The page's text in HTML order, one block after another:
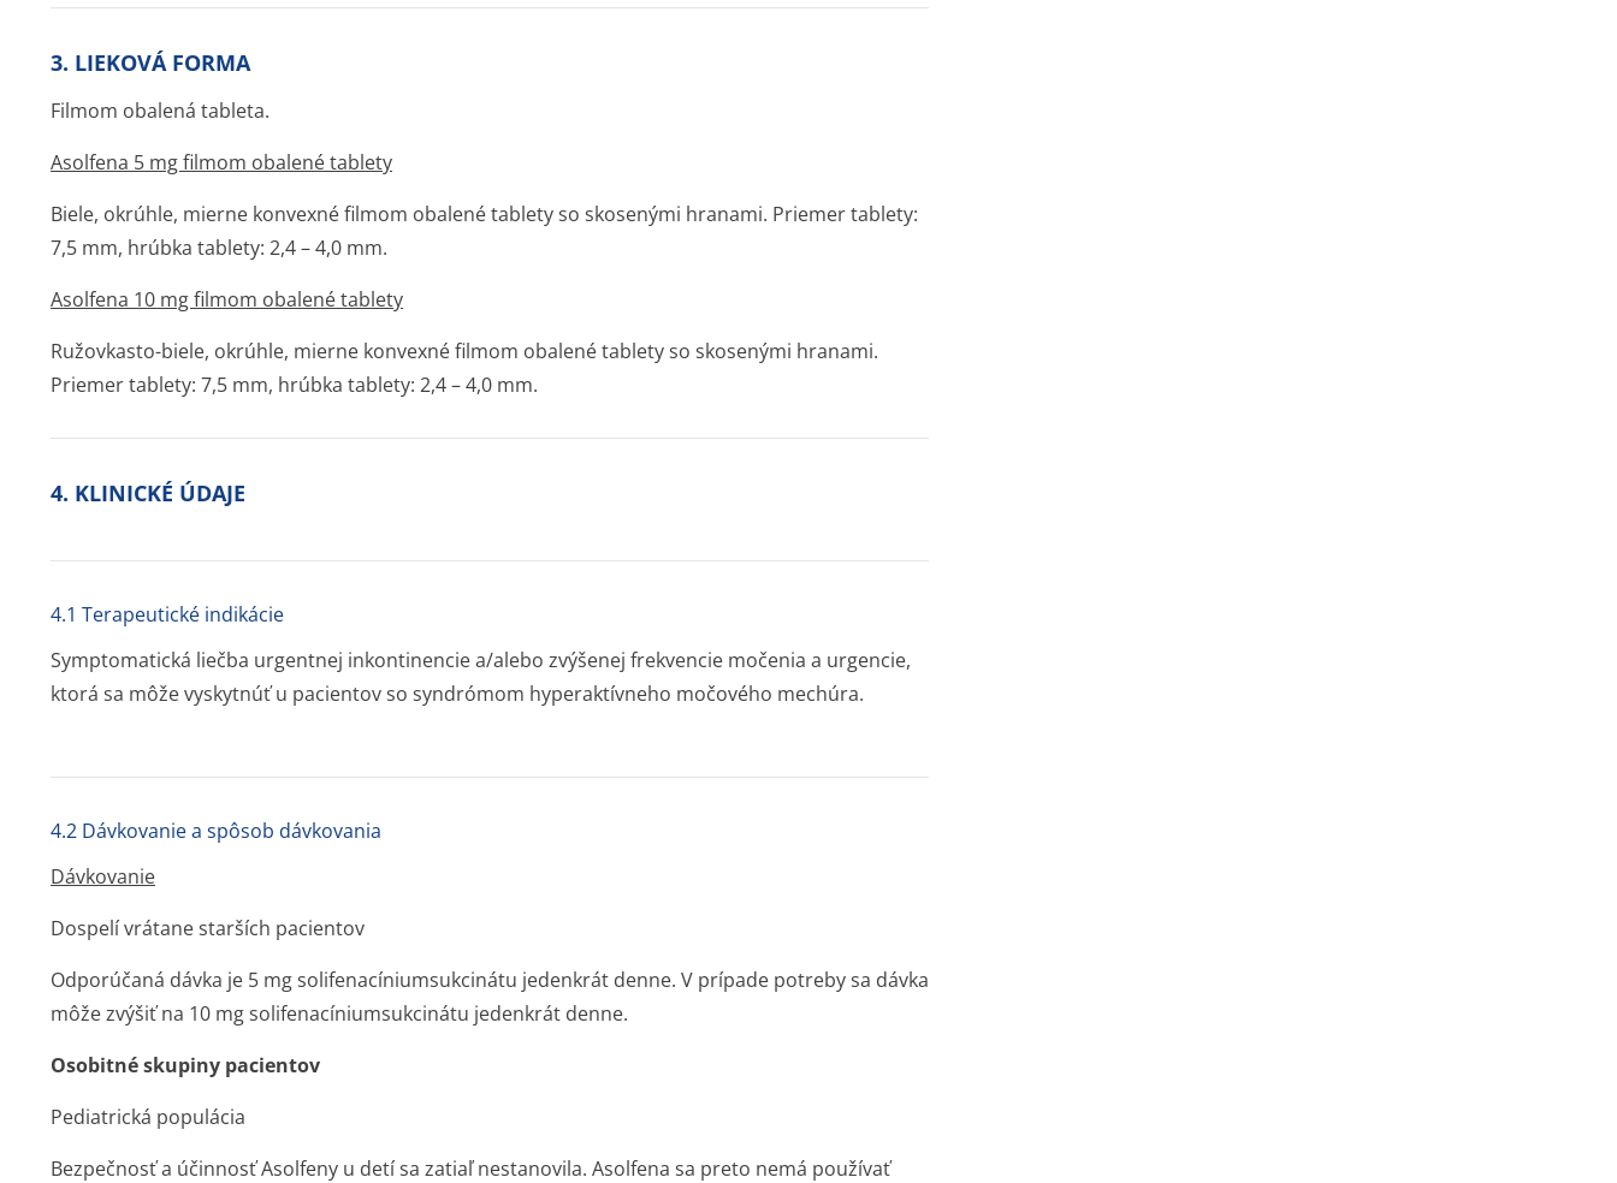
3. LIEKOVÁ FORMA
Filmom obalená tableta.
Asolfena 5 mg filmom obalené tablety
Biele, okrúhle, mierne konvexné filmom obalené tablety so skosenými hranami. Priemer tablety:
7,5 mm, hrúbka tablety: 2,4 – 4,0 mm.
Asolfena 10 mg filmom obalené tablety
Ružovkasto-biele, okrúhle, mierne konvexné filmom obalené tablety so skosenými hranami.
Priemer tablety: 7,5 mm, hrúbka tablety: 2,4 – 4,0 mm.
4. KLINICKÉ ÚDAJE
4.1 Terapeutické indikácie
Symptomatická liečba urgentnej inkontinencie a/alebo zvýšenej frekvencie močenia a urgencie,
ktorá sa môže vyskytnúť u pacientov so syndrómom hyperaktívneho močového mechúra.
4.2 Dávkovanie a spôsob dávkovania
Dávkovanie
Dospelí vrátane starších pacientov
Odporúčaná dávka je 5 mg solifenacínium­sukcinátu jedenkrát denne. V prípade potreby sa dávka
môže zvýšiť na 10 mg solifenacínium­sukcinátu jedenkrát denne.
Osobitné skupiny pacientov
Pediatrická populácia
Bezpečnosť a účinnosť Asolfeny u detí sa zatiaľ nestanovila. Asolfena sa preto nemá používať